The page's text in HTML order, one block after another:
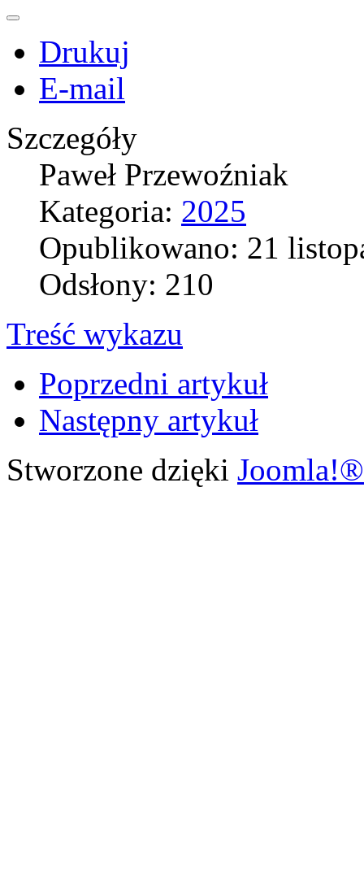
Drukuj
E-mail
Szczegóły
Paweł Przewoźniak
Kategoria: 2025
Opublikowano: 21
Odsłony: 210
Treść wykazu
Poprzedni artykuł
Następny artykuł
Stworzone dzięki Joomla!®